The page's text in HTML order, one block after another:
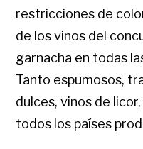
restricciones de
de los vinos del
garnacha en todas
Tanto espumosos,
dulces, vinos de
todos los países